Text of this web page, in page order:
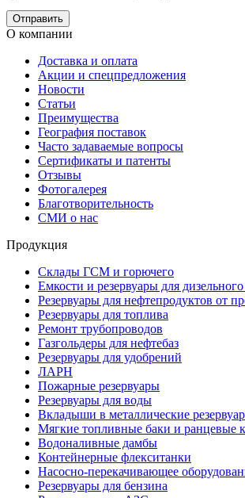
О компании
Доставка и оплата
Акции и спецпредложения
Новости
Статьи
Преимущества
География поставок
Часто задаваемые вопросы
Сертификаты и патенты
Отзывы
Фотогалерея
Благотворительность
СМИ о нас
Продукция
Склады ГСМ и горючего
Емкости и резервуары для
Резервуары для нефтепродуктов от
Резервуары для топлива
Ремонт трубопроводов
Газгольдеры для нефтебаз
Резервуары для удобрений
ЛАРН
Пожарные резервуары
Резервуары для воды
Вкладыши в металлические
Мягкие топливные баки и ранцевые
Водоналивные дамбы
Контейнерные флекситанки
Насосно-перекачивающее
Резервуары для бензина